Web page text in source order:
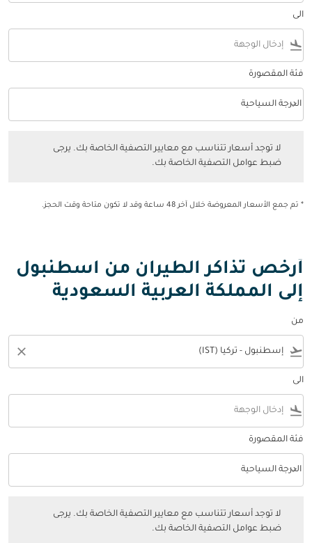
الى
flight_land
فئة المقصورة
فئة المقصورة option الدرجة السياحية Selected
الدرجة السياحية
keyboard_arrow_down
لا توجد أسعار تتناسب مع معايير التصفية الخاصة بك. يرجى
ضبط عوامل التصفية الخاصة بك.
* تم جمع الأسعار المعروضة خلال آخر 48 ساعة وقد لا تكون متاحة وقت الحجز.
أرخص تذاكر الطيران من اسطنبول
إلى المملكة العربية السعودية
من
flight_takeoff
close
الى
flight_land
فئة المقصورة
فئة المقصورة option الدرجة السياحية Selected
الدرجة السياحية
keyboard_arrow_down
لا توجد أسعار تتناسب مع معايير التصفية الخاصة بك. يرجى
ضبط عوامل التصفية الخاصة بك.